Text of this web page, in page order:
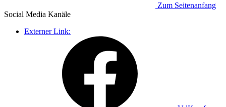
Zum Seitenanfang
Social Media Kanäle
Externer Link: